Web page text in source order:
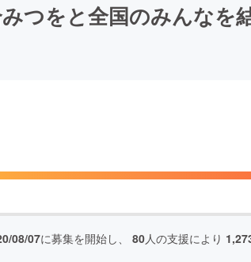
つをと全国のみんなを
08/07に募集を開始し、 80人の支援により